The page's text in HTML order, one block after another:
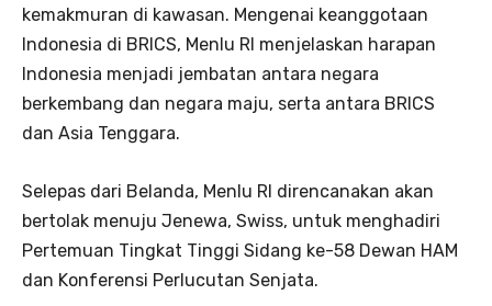
kemakmuran di kawasan. Mengenai keanggotaan
Indonesia di BRICS, Menlu RI menjelaskan harapan
Indonesia menjadi jembatan antara negara
berkembang dan negara maju, serta antara BRICS
dan Asia Tenggara.
Selepas dari Belanda, Menlu RI direncanakan akan
bertolak menuju Jenewa, Swiss, untuk menghadiri
Pertemuan Tingkat Tinggi Sidang ke-58 Dewan HAM
dan Konferensi Perlucutan Senjata.